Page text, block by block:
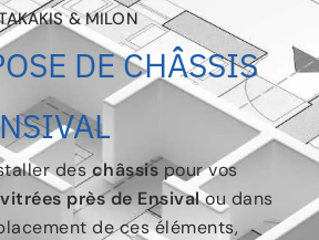
& MILON
DE CHÂSSIS
des châssis pour vos
près de Ensivalou dans
de ces éléments,